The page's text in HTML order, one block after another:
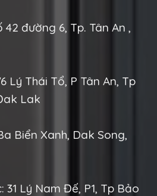
đường 6, Tp. Tân An ,
Lý Thái Tổ, P Tân An, Tp
Lak
Biển Xanh, Dak Song,
Lý Nam Đế, P1, Tp Bảo